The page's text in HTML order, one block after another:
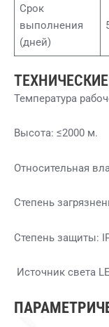
Срок
выполнения
(дней)
Температура
Высота: ≤2000 м.
Относительная
Степень
Степень защиты:
Источник света